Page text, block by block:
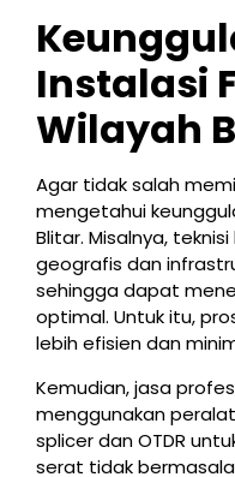
Instalasi
Wilayah
Agar tidak salah
mengetahui
Blitar. Misalnya,
geografis dan
sehingga dapat
optimal. Untuk itu,
lebih efisien dan
Kemudian, jasa
menggunakan
splicer dan OTDR
serat tidak